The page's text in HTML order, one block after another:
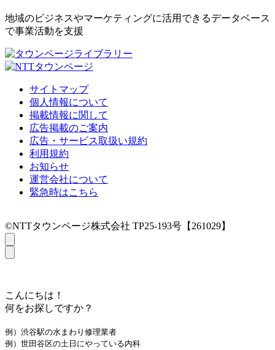
地域のビジネスやマーケティングに活用できるデータベース
で事業活動を支援
サイトマップ
個人情報について
掲載情報に関して
広告掲載のご案内
広告・サービス取扱い規約
利用規約
お知らせ
運営会社について
緊急時はこちら
©NTTタウンページ株式会社 TP25-193号【261029】
こんにちは！
何をお探しですか？
例）渋谷駅の水まわり修理業者
例）世田谷区の土日にやっている内科